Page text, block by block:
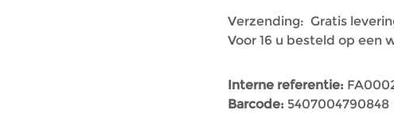
Verzending: Gratis
Voor 16 u besteld op een
Interne referentie:
Barcode: 5407004790848